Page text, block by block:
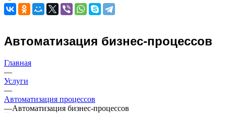
Автоматизация бизнес-процессов
Главная
—
Услуги
—
Автоматизация процессов
—Автоматизация бизнес-процессов